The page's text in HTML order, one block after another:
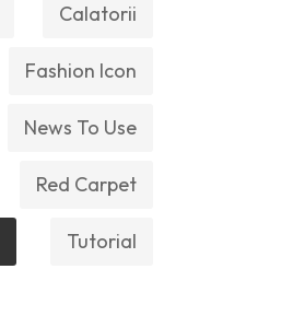
Calatorii
Fashion Icon
News To Use
Red Carpet
Tutorial